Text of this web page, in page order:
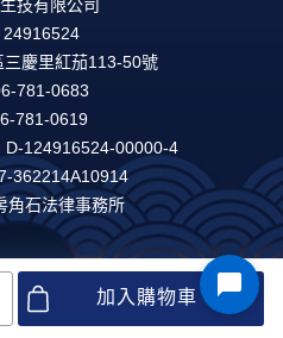
加入購物車
技有限公司
24916524
慶里紅茄113-50號
781-0683
781-0619
D-124916524-00000-4
362214A10914
角石法律事務所